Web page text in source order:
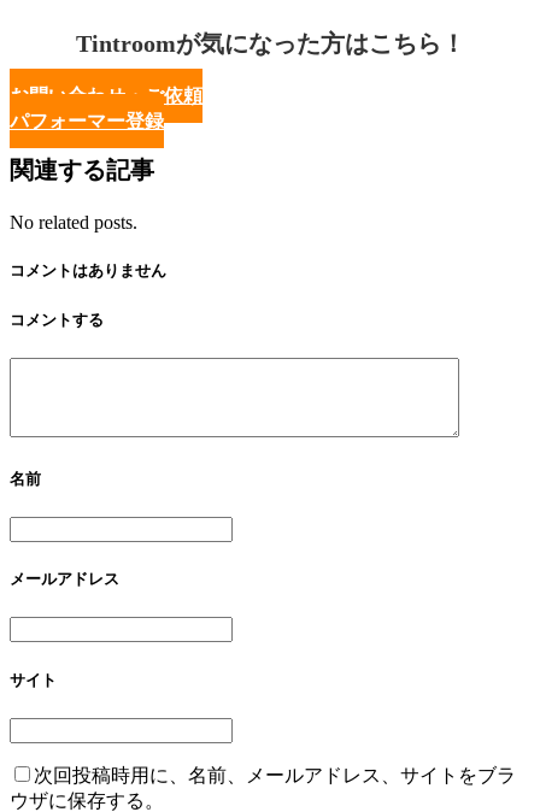
Tintroomが気になった方はこちら！
お問い合わせ・ご依頼
パフォーマー登録
関連する記事
No related posts.
コメントはありません
コメントする
名前
メールアドレス
サイト
次回投稿時用に、名前、メールアドレス、サイトをブラ
ウザに保存する。